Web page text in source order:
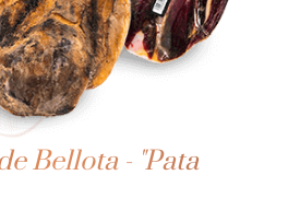
Bellota - "Pata